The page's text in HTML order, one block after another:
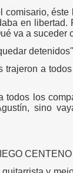
comisario,
en libertad.
va a suceder
trajeron a
todos los
sino
CENTENO